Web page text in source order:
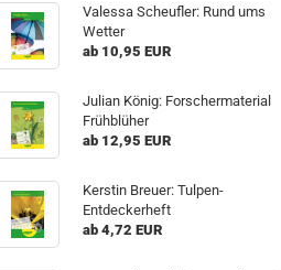
Valessa Scheufler: Rund ums
Wetter
ab 10,95 EUR
Julian König: Forschermaterial
Frühblüher
ab 12,95 EUR
Kerstin Breuer: Tulpen-
Entdeckerheft
ab 4,72 EUR